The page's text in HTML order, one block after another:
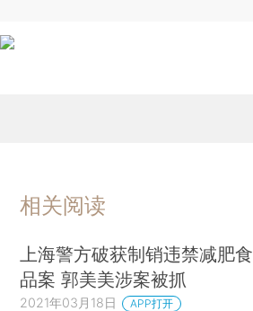
相关阅读
上海警方破获制销违禁减肥食
品案 郭美美涉案被抓
2021年03月18日 APP打开